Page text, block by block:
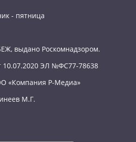
- пятница
выдано Роскомнадзором.
10.07.2020 ЭЛ №ФС77-78638
«Компания Р-Медиа»
М.Г.